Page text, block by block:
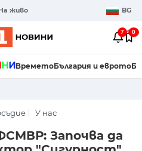
живо BG
7 0
ВреметоБългария и еврото
У нас
Започва да